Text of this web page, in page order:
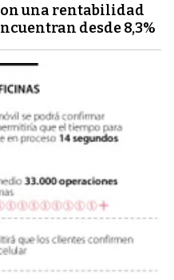
una rentabilidad
desde 8,3%